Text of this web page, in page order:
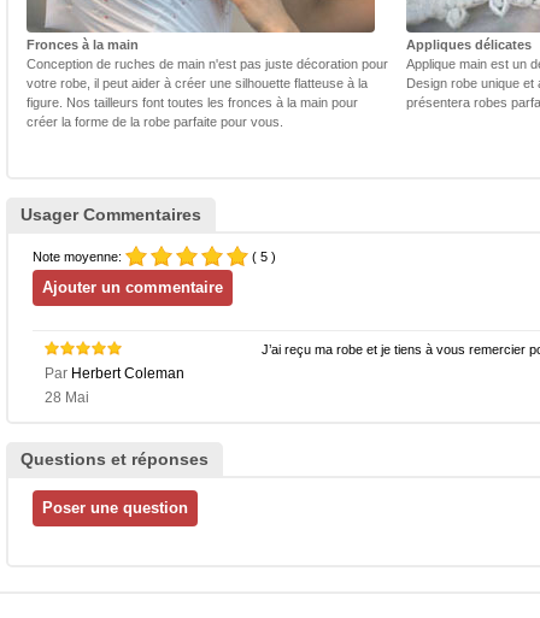
Fronces à la main
Conception de ruches de main n'est pas juste décoration pour
votre robe, il peut aider à créer une silhouette flatteuse à la
figure. Nos tailleurs font toutes les fronces à la main pour
créer la forme de la robe parfaite pour vous.
Appliques délicates
Applique main est un
Design robe unique et
présentera robes
Usager Commentaires
Note moyenne: ( 5 )
Par Herbert Coleman
28 Mai
J’ai reçu ma robe et je tiens à vous remercier
Questions et réponses